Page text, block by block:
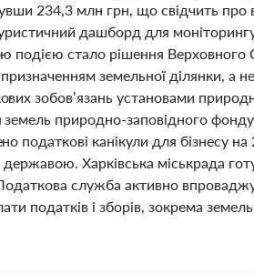
234,3 млн грн, що свідчить про
дашборд для
подією стало рішення
земельної ділянки, а
зобов’язань установами
природно-заповідного фонду
канікули для бізнесу на
Харківська міськрада
служба активно
податків і зборів, зокрема